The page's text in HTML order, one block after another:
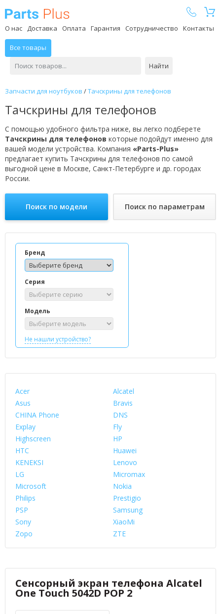
О нас Доставка Оплата Гарантия Сотрудничество Контакты
Все товары
Найти
Запчасти для ноутбуков /Тачскрины для телефонов
Тачскрины для телефонов
С помощью удобного фильтра ниже, вы легко подберете
Тачскрины для телефонов которые подойдут именно для
вашей модели устройства. Компания «Parts-Plus»
предлагает купить Тачскрины для телефонов по самой
выгодной цене в Москве, Санкт-Петербурге и др. городах
России.
Поиск по модели Поиск по параметрам
Бренд
Серия
Модель
Не нашли устройство?
Acer
Alcatel
Asus
Bravis
CHINA Phone
DNS
Explay
Fly
Highscreen
HP
HTC
Huawei
KENEKSI
Lenovo
LG
Micromax
Microsoft
Nokia
Philips
Prestigio
PSP
Samsung
Sony
XiaoMi
Zopo
ZTE
Сенсорный экран телефона Alcatel
One Touch 5042D POP 2